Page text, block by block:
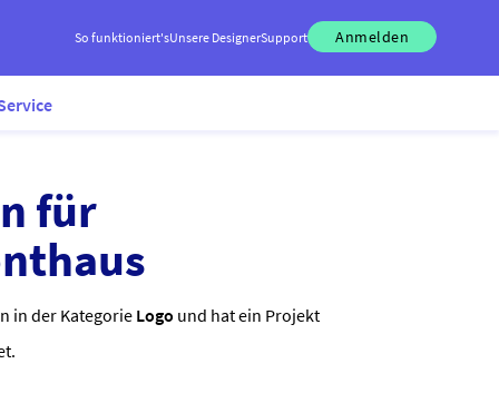
So funktioniert'sUnsere DesignerSupport Anmelden
für
in der Kategorie Logo und hat ein Projekt